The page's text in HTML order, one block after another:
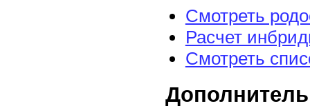
Смотреть
Расчет
Смотреть